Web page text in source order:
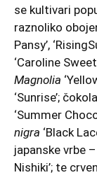
se kultivari
raznoliko
Pansy’,
‘Caroline
Magnolia
‘Sunrise’;
‘Summer
nigra ‘Black
japanske vrbe –
Nishiki’; te